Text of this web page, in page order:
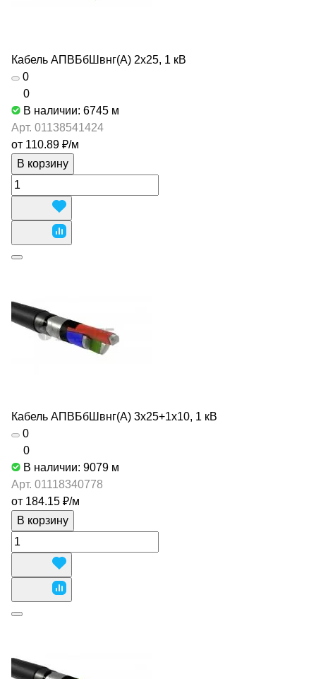
Кабель АПВБбШвнг(А) 2х25, 1 кВ
0
0
В наличии: 6745 м
Арт. 01138541424
от 110.89 ₽/м
В корзину
Кабель АПВБбШвнг(А) 3х25+1х10, 1 кВ
0
0
В наличии: 9079 м
Арт. 01118340778
от 184.15 ₽/м
В корзину